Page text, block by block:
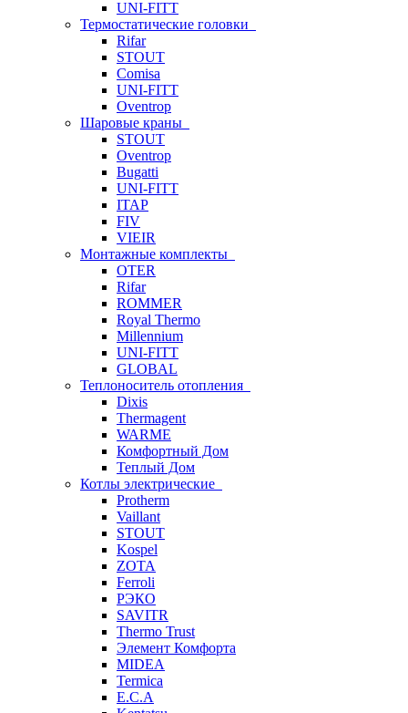
UNI-FITT
Термостатические головки
Rifar
STOUT
Comisa
UNI-FITT
Oventrop
Шаровые краны
STOUT
Oventrop
Bugatti
UNI-FITT
ITAP
FIV
VIEIR
Монтажные комплекты
OTER
Rifar
ROMMER
Royal Thermo
Millennium
UNI-FITT
GLOBAL
Теплоноситель отопления
Dixis
Thermagent
WARME
Комфортный Дом
Теплый Дом
Котлы электрические
Protherm
Vaillant
STOUT
Kospel
ZOTA
Ferroli
РЭКО
SAVITR
Thermo Trust
Элемент Комфорта
MIDEA
Termica
E.C.A